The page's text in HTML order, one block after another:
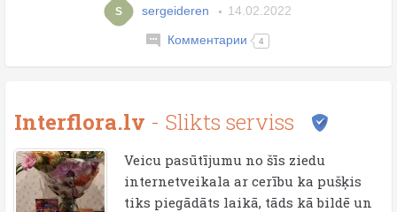
S sergeideren 14.02.2022
Комментарии 4
Interflora.lv - Slikts serviss
Veicu pasūtījumu no šīs ziedu
internetveikala ar cerību ka pušķis
tiks piegādāts laikā, tāds kā bildē un